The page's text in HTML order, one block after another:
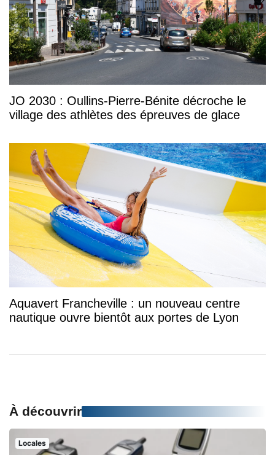
JO 2030 : Oullins-Pierre-Bénite décroche le
village des athlètes des épreuves de glace
Aquavert Francheville : un nouveau centre
nautique ouvre bientôt aux portes de Lyon
À découvrir
Locales